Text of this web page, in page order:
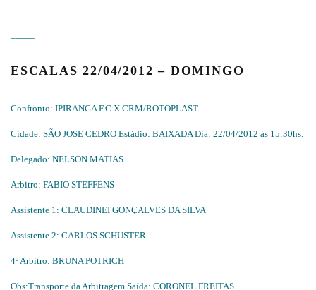
ESCALAS 22/04/2012 – DOMINGO
Confronto: IPIRANGA F.C X CRM/ROTOPLAST
Cidade: SÃO JOSE CEDRO Estádio: BAIXADA Dia: 22/04/2012 ás 15:30hs.
Delegado: NELSON MATIAS
Arbitro: FABIO STEFFENS
Assistente 1: CLAUDINEI GONÇALVES DA SILVA
Assistente 2: CARLOS SCHUSTER
4º Arbitro: BRUNA POTRICH
Obs:Transporte da Arbitragem Saída: CORONEL FREITAS